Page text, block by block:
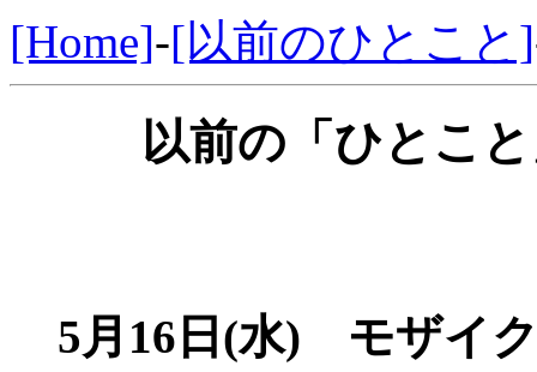
[Home]-[以前のひとこと]
以前の「ひとこ
5月16日(水) モザイ